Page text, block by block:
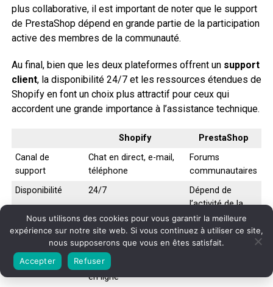
plus collaborative, il est important de noter que le support
de PrestaShop dépend en grande partie de la participation
active des membres de la communauté.
Au final, bien que les deux plateformes offrent un support
client, la disponibilité 24/7 et les ressources étendues de
Shopify en font un choix plus attractif pour ceux qui
accordent une grande importance à l’assistance technique.
Shopify
PrestaShop
Canal de
support
Chat en direct, e-mail,
téléphone
Forums
communautaires
Disponibilité
24/7
Dépend de
l’activité de la
communauté
Documentation
Documentation
complète, webinaires,
articles de blog, cours
en ligne
N/A
Nous utilisons des cookies pour vous garantir la meilleure
expérience sur notre site web. Si vous continuez à utiliser ce site,
nous supposerons que vous en êtes satisfait.
Accepter
Refuser